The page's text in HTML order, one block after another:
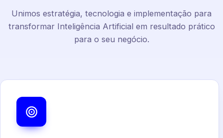
Unimos estratégia, tecnologia e implementação para
transformar Inteligência Artificial em resultado prático
para o seu negócio.